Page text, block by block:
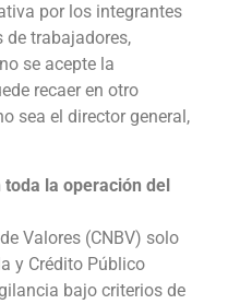
por los integrantes
de trabajadores,
se acepte la
recaer en otro
sea el director general,
toda la operación del
Valores (CNBV) solo
y Crédito Público
bajo criterios de